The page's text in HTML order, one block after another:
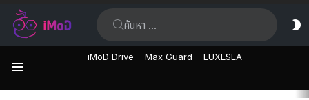
iMoD Drive Max Guard LUXESLA